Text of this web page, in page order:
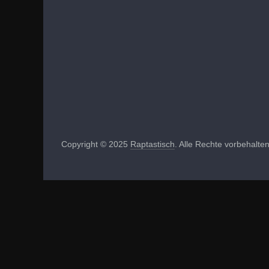
Copyright © 2025 Raptastisch . Alle Rechte